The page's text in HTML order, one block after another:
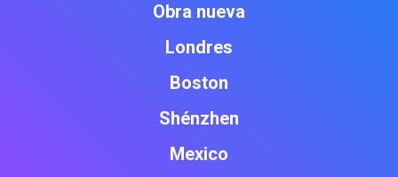
Obra nueva
Londres
Boston
Shénzhen
Mexico